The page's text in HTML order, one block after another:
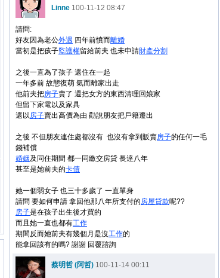
Linne 100-11-12 08:47
請問:
好友因為老公外遇 四年前憤而離婚
當初是把孩子監護權留給前夫 也未申請財產分割
之後一直為了孩子 還住在一起
一年多前 故態復萌 氣而離家出走
他前夫把房子賣了 還把女方的東西清理回娘家
但留下家電以及家具
還以房子賣出高價為由 勸說朋友把戶籍遷出
之後 不但朋友連住處都沒有 也沒有拿到販賣房子的任何一毛
錢補償
婚姻及同住期間 都一同繳交房貸 長達八年
甚至是她前夫的卡債
她一個弱女子 也三十多歲了 一直單身
請問 要如何申請 拿回他那八年所支付的房屋貸款呢??
房子是在孩子出生後才買的
而且她一直也都有工作
期間反而她前夫有幾個月是沒工作的
能拿回該有的嗎? 謝謝 回覆諮詢
蔡明哲 (阿哲) 100-11-14 00:11